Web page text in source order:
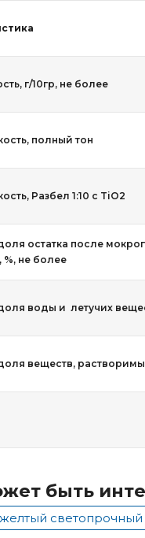
г/10гр, не более
полный тон
Разбел 1:10 с TiO2
остатка после
%, не более
воды и летучих
веществ,
быть